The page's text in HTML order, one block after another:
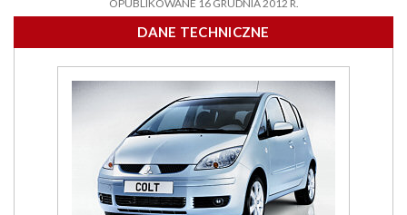
OPUBLIKOWANE 16 GRUDNIA 2012 R.
DANE TECHNICZNE